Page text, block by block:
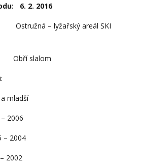
6. 2. 2016
– lyžařský areál SKI
slalom
mladší
2006
– 2004
2002